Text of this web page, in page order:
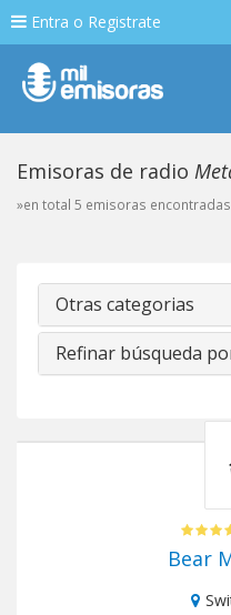
Entra o Registrate
Emisoras de radio
»en total 5 emisoras encontradas
Otras categorias
Refinar búsqueda
Bear